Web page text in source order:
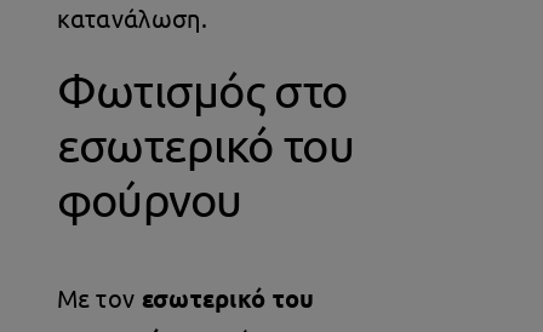
κατανάλωση.
Φωτισμός στο
εσωτερικό του
φούρνου
Με τον εσωτερικό του